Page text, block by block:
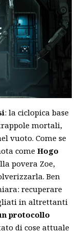
: la ciclopica base
mortali,
vuoto. Come se
come Hogo
povera Zoe,
Ben
recuperare
in altrettanti
protocollo
di cose attuale